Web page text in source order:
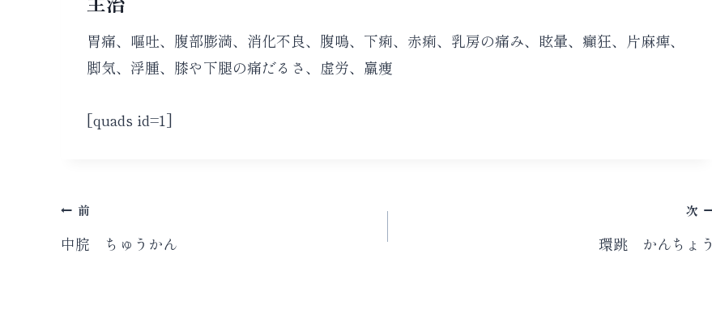
胃痛、嘔吐、腹部膨満、消化不良、腹鳴、下痢、赤痢、乳房の痛み、眩暈、癲狂、片麻痺、
脚気、浮腫、膝や下腿の痛だるさ、虚労、羸痩
[quads id=1]
投
稿
前
中脘 ちゅうかん
次
環跳 かんちょう